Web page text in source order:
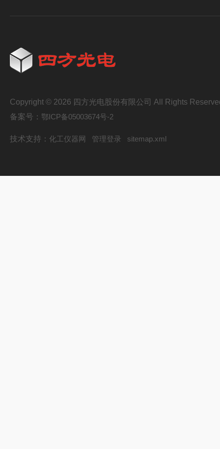
Copyright © 2026 四方光电股份有限公司 All Rights
备案号： 鄂ICP备05003674号-2
技术支持： 化工仪器网 管理登录 sitemap.xml